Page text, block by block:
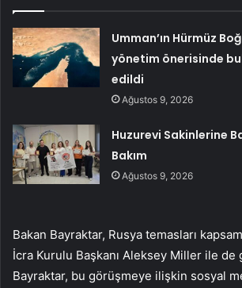
Umman’ın Hürmüz
yönetim önerisinde
edildi
Ağustos 9, 2026
Huzurevi Sakinlerine
Bakım
Ağustos 9, 2026
Bakan Bayraktar, Rusya temasları
İcra Kurulu Başkanı Aleksey Miller ile de
Bayraktar, bu görüşmeye ilişkin sosyal